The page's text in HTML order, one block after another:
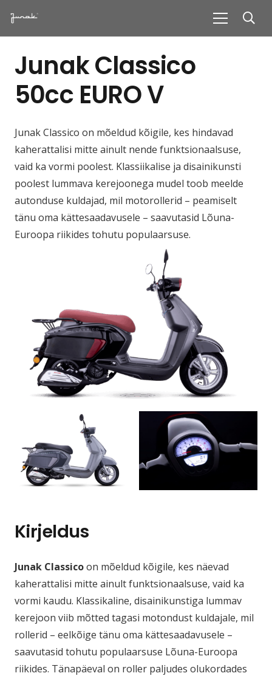
Junak Classico
50cc EURO V
Junak Classico on mõeldud kõigile, kes hindavad
kaherattalisi mitte ainult nende funktsionaalsuse,
vaid ka vormi poolest. Klassiikalise ja disainikunsti
poolest lummava kerejoonega mudel toob meelde
autonduse kuldajad, mil motorollerid – peamiselt
tänu oma kättesaadavusele – saavutasid Lõuna-
Euroopa riikides tohutu populaarsuse.
Kirjeldus
Junak Classicoon mõeldud kõigile, kes näevad
kaherattalisi mitte ainult funktsionaalsuse, vaid ka
vormi kaudu. Klassikaline, disainikunstiga lummav
kerejoon viib mõtted tagasi motondust kuldajale, mil
rollerid – eelkõige tänu oma kättesaadavusele –
saavutasid tohutu populaarsuse Lõuna-Euroopa
riikides. Tänapäeval on roller paljudes olukordades